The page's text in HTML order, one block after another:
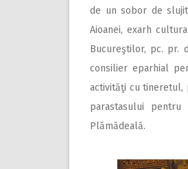
de un sobor de
Aioanei, exarh
Bucureştilor, pc. pr.
consilier eparhial
activităţi cu tineretul,
parastasului
Plămădeală.